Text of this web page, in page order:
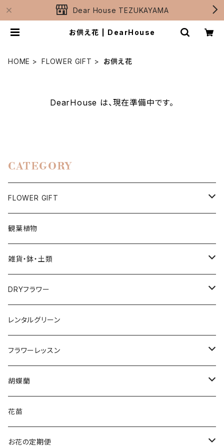
Dear House TEZUKAYAMA
お供え花 | DearHouse
HOME FLOWER GIFT お供え花
DearHouse は、現在準備中です。
CATEGORY
FLOWER GIFT
Bouquet
花束
アレンジメント
ローズブーケ
お供え花
アレンジメント
花束
寄せカゴ
花苗5
花苗3
観葉植物
雑貨・鉢・土類
鉢
用土
フラワーベース
園芸資材
ガラス
園芸用品
DRYフラワー
スワッグ
リース
ブーケ＆ブートニア
アレンジメント
レンタルグリーン
フラワーレッスン
アレンジメント
寄せ植え
リース
胡蝶蘭
3本立ち
5本立ち
花苗
お花の定期便